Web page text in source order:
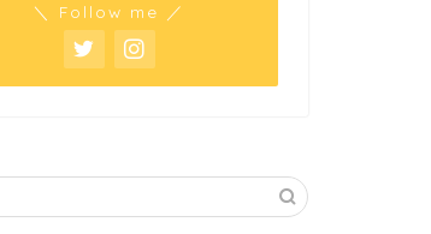
＼ Follow me ／